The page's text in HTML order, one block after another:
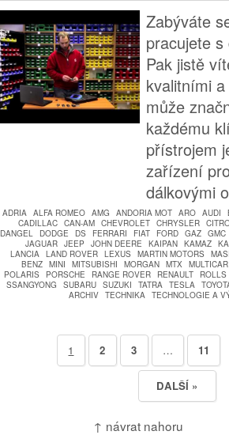
Zabýváte
pracujete
Pak jistě
kvalitními
může
každému
přístrojem
zařízení
dálkovými
ADRIA ALFA ROMEO AMG ANDORIA MOT ARO AUDI
CADILLAC CAN-AM CHEVROLET CHRYSLER
DANGEL
DODGE DS FERRARI FIAT FORD GAZ GMC
JAGUAR JEEP JOHN DEERE KAIPAN KAMAZ
LANCIA LAND ROVER LEXUS MARTIN MOTORS
BENZ MINI MITSUBISHI MORGAN MTX MULTICAR
POLARIS
PORSCHE RANGE ROVER RENAULT
ROLLS
SSANGYONG
SUBARU SUZUKI TATRA TESLA
ARCHIV TECHNIKA TECHNOLOGIE A
1 2 3 … 11
DALŠÍ »
↑ návrat nahoru